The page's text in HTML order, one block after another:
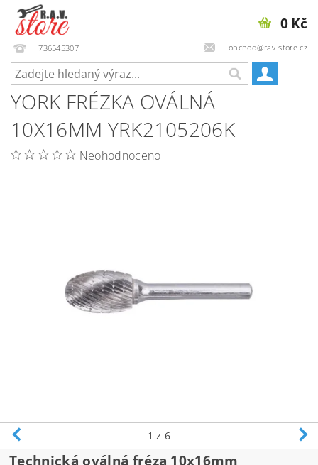
736545307 obchod@rav-store.cz
0 Kč
YORK FRÉZKA OVÁLNÁ
10X16MM YRK2105206K
Neohodnoceno
1 z 6
Technická oválná fréza 10x16mm